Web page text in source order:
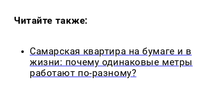
Читайте также:
Самарская квартира на бумаге и в
жизни: почему одинаковые метры
работают по-разному?